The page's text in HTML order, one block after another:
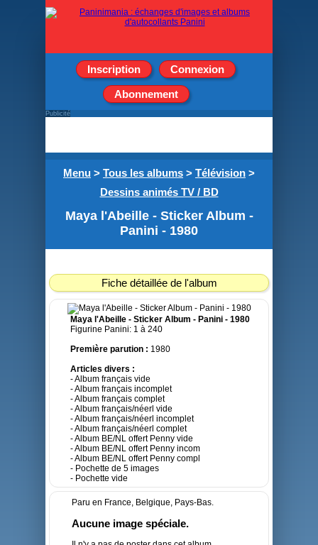
Inscription Connexion
Abonnement
Menu > Tous les albums > Télévision >
Dessins animés TV / BD
Maya l'Abeille - Sticker Album -
Panini - 1980
Fiche détaillée de l'album
Maya l'Abeille - Sticker Album - Panini - 1980
Figurine Panini: 1 à 240
Première parution : 1980
Articles divers :
- Album français vide
- Album français incomplet
- Album français complet
- Album français/néerl vide
- Album français/néerl incomplet
- Album français/néerl complet
- Album BE/NL offert Penny vide
- Album BE/NL offert Penny incom
- Album BE/NL offert Penny compl
- Pochette de 5 images
- Pochette vide
Paru en France, Belgique, Pays-Bas.
Aucune image spéciale.
Publicité